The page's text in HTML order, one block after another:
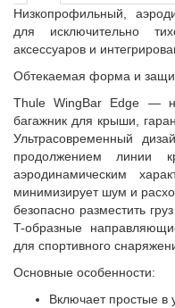
Низкопрофильный,
для исключительно
аксессуаров и
Обтекаемая форма и
Thule WingBar Edge —
багажник для крыши,
Ультрасовременный
продолжением линии
аэродинамическим
минимизирует шум и
безопасно разместить
T-образные
для спортивного
Основные особенности:
Включает простые в